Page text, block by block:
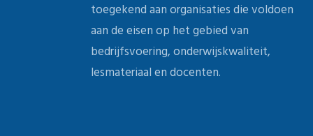
toegekend aan organisaties die voldoen
aan de eisen op het gebied van
bedrijfsvoering, onderwijskwaliteit,
lesmateriaal en docenten.